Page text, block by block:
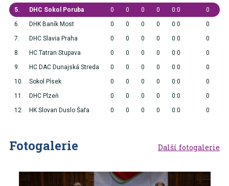
5.
DHC Sokol Poruba 0 0 0 0 0:0
0
6.
DHK Baník Most 0 0 0 0 0:0
0
7.
DHC Slavia Praha 0 0 0 0 0:0
0
8.
HC Tatran Stupava 0 0 0 0 0:0
0
9.
HC DAC Dunajská Streda 0 0 0 0 0:0
0
10.
Sokol Písek 0 0 0 0 0:0
0
11.
DHC Plzeň 0 0 0 0 0:0
0
12.
HK Slovan Duslo Šaľa 0 0 0 0 0:0 0
Další fotogalerie
Fotogalerie